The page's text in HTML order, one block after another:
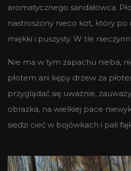
aromatycznego sandałowca.
nastroszony nieco kot, który po
miękki i puszysty. W tle
Nie ma w tym zapachu nieba,
płotem ani kępy drzew za
przyglądać się uważnie,
obrazka, na wielkiej pace
siedzi cieć w bojówkach i pali